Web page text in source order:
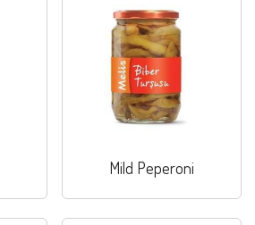
Mild Peperoni